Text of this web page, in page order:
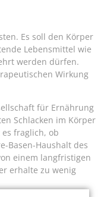
Es soll den Körper
Lebensmittel wie
werden dürfen.
Wirkung
für Ernährung
Schlacken im Körper
fraglich, ob
Basen-Haushalt des
einem langfristigen
erhalte zu wenig